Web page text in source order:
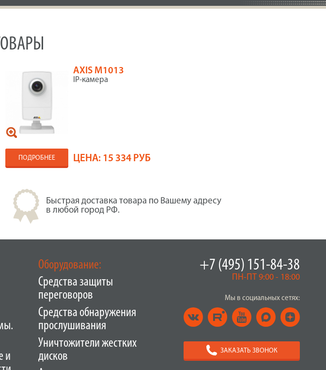
AXIS M1013
IP-камера
ПОДРОБНЕЕ ЦЕНА: 15 334 РУБ
Быстрая доставка товара по Вашему адресу
в любой город РФ.
и
+7 (495) 151-84-38
ПН-ПТ 9:00 - 18:00
Мы в социальных сетях:
ЗАКАЗАТЬ ЗВОНОК
Оборудование:
Средства защиты
переговоров
Средства обнаружения
прослушивания
Уничтожители жестких
дисков